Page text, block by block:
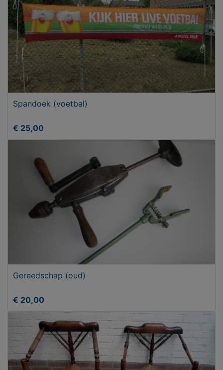
Spandoek (voetbal)
€ 25,00
Gereedschap (oud)
€ 20,00